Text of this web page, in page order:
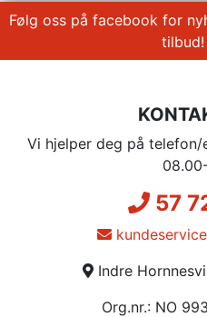
Følg oss på facebook for
Vi hjelper deg på
57
Indre
Org.nr.: NO